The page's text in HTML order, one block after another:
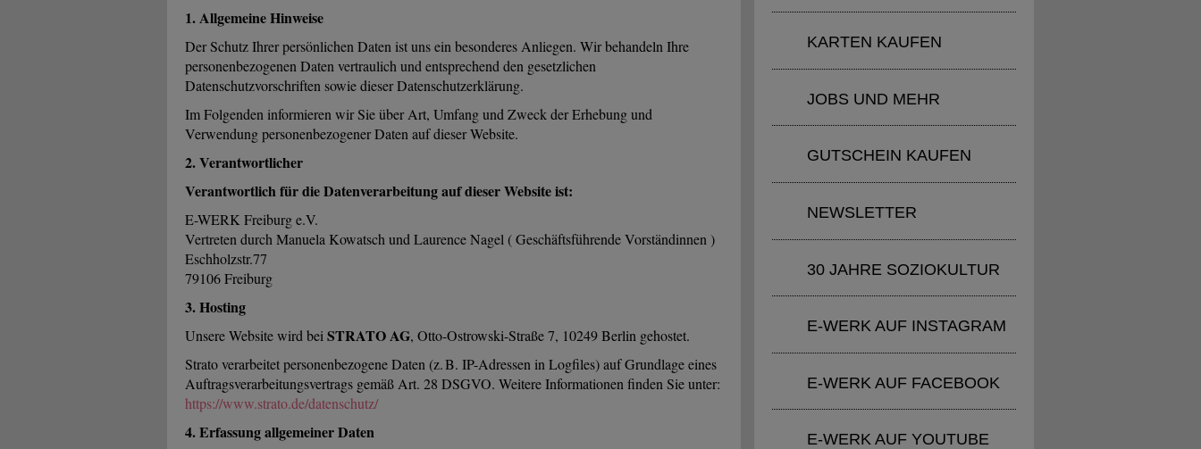
1. Allgemeine Hinweise
Der Schutz Ihrer persönlichen Daten ist uns ein besonderes Anliegen. Wir behandeln Ihre
personenbezogenen Daten vertraulich und entsprechend den gesetzlichen
Datenschutzvorschriften sowie dieser Datenschutzerklärung.
Im Folgenden informieren wir Sie über Art, Umfang und Zweck der Erhebung und
Verwendung personenbezogener Daten auf dieser Website.
2. Verantwortlicher
Verantwortlich für die Datenverarbeitung auf dieser Website ist:
E-WERK Freiburg e.V.
Vertreten durch Manuela Kowatsch und Laurence Nagel ( Geschäftsführende Vorständinnen )
Eschholzstr.77
79106 Freiburg
3. Hosting
Unsere Website wird bei STRATO AG, Otto-Ostrowski-Straße 7, 10249 Berlin gehostet.
Strato verarbeitet personenbezogene Daten (z. B. IP-Adressen in Logfiles) auf Grundlage eines
Auftragsverarbeitungsvertrags gemäß Art. 28 DSGVO. Weitere Informationen finden Sie unter:
https://www.strato.de/datenschutz/
4. Erfassung allgemeiner Daten
KARTEN KAUFEN
JOBS UND MEHR
GUTSCHEIN KAUFEN
NEWSLETTER
30 JAHRE SOZIOKULTUR
E-WERK AUF INSTAGRAM
E-WERK AUF FACEBOOK
E-WERK AUF YOUTUBE